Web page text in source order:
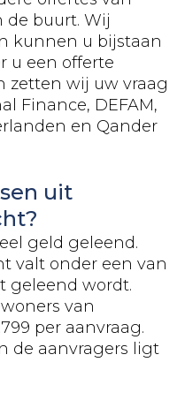
de buurt. Wij
kunnen u bijstaan
u een offerte
zetten wij uw vraag
Finance, DEFAM,
en Qander
uit
geld geleend.
valt onder een van
geleend wordt.
van
per aanvraag.
de aanvragers ligt